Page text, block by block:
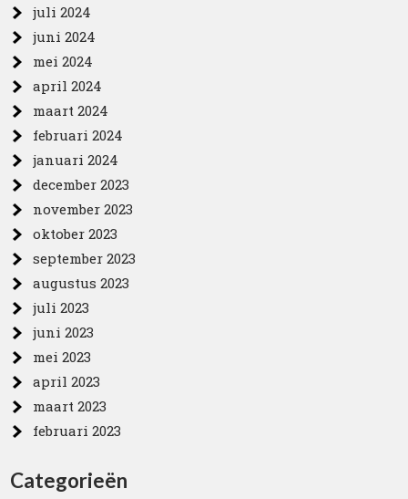
juli 2024
juni 2024
mei 2024
april 2024
maart 2024
februari 2024
januari 2024
december 2023
november 2023
oktober 2023
september 2023
augustus 2023
juli 2023
juni 2023
mei 2023
april 2023
maart 2023
februari 2023
Categorieën